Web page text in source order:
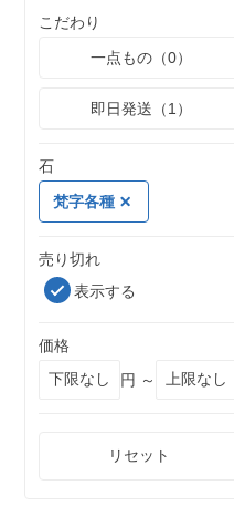
こだわり
一点もの（0）
即日発送（1）
石
梵字各種
売り切れ
表示する
価格
円 ～
リセット